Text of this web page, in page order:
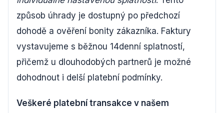
způsob úhrady je dostupný po předchozí
dohodě a ověření bonity zákazníka. Faktury
vystavujeme s běžnou 14denní splatností,
přičemž u dlouhodobých partnerů je možné
dohodnout i delší platební podmínky.
Veškeré platební transakce v našem